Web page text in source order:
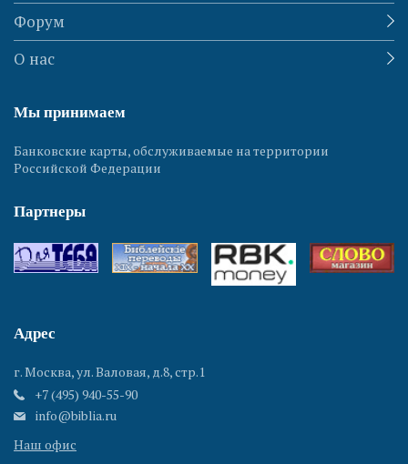
(Гелиополь)
Баальбек
(Гелиополь)
Форум
О нас
Мы принимаем
Банковские карты, обслуживаемые на территории
Российской Федерации
Партнеры
Адрес
г. Москва, ул. Валовая, д.8, стр.1
+7 (495) 940-55-90
info@biblia.ru
Наш офис